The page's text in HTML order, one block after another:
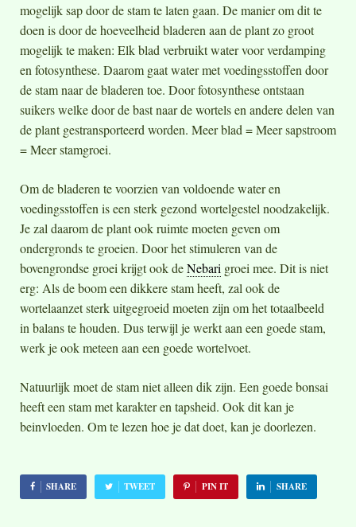
mogelijk sap door de stam te laten gaan. De manier om dit te
doen is door de hoeveelheid bladeren aan de plant zo groot
mogelijk te maken: Elk blad verbruikt water voor verdamping
en fotosynthese. Daarom gaat water met voedingsstoffen door
de stam naar de bladeren toe. Door fotosynthese ontstaan
suikers welke door de bast naar de wortels en andere delen van
de plant gestransporteerd worden. Meer blad = Meer sapstroom
= Meer stamgroei.
Om de bladeren te voorzien van voldoende water en
voedingsstoffen is een sterk gezond wortelgestel noodzakelijk.
Je zal daarom de plant ook ruimte moeten geven om
ondergronds te groeien. Door het stimuleren van de
bovengrondse groei krijgt ook deNebari groei mee. Dit is niet
erg: Als de boom een dikkere stam heeft, zal ook de
wortelaanzet sterk uitgegroeid moeten zijn om het totaalbeeld
in balans te houden. Dus terwijl je werkt aan een goede stam,
werk je ook meteen aan een goede wortelvoet.
Natuurlijk moet de stam niet alleen dik zijn. Een goede bonsai
heeft een stam met karakter en tapsheid. Ook dit kan je
beinvloeden. Om te lezen hoe je dat doet, kan je doorlezen.
SHARE TWEET PIN IT SHARE